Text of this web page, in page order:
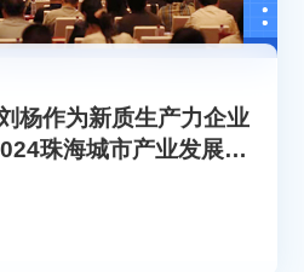
杨作为新质生产力企业
珠海城市产业发展合